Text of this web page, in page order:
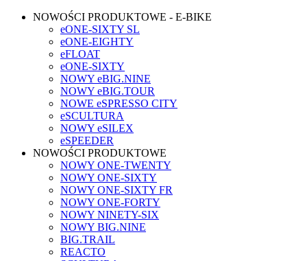
NOWOŚCI PRODUKTOWE - E-BIKE
eONE-SIXTY SL
eONE-EIGHTY
eFLOAT
eONE-SIXTY
NOWY eBIG.NINE
NOWY eBIG.TOUR
NOWE eSPRESSO CITY
eSCULTURA
NOWY eSILEX
eSPEEDER
NOWOŚCI PRODUKTOWE
NOWY ONE-TWENTY
NOWY ONE-SIXTY
NOWY ONE-SIXTY FR
NOWY ONE-FORTY
NOWY NINETY-SIX
NOWY BIG.NINE
BIG.TRAIL
REACTO